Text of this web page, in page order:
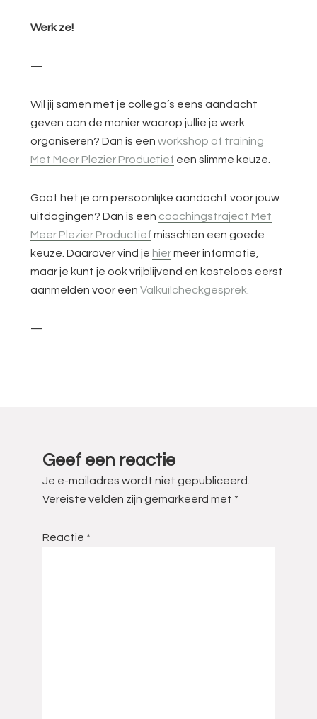
Werk ze!
—
Wil jij samen met je collega’s eens aandacht
geven aan de manier waarop jullie je werk
organiseren? Dan is eenworkshop of training
Met Meer Plezier Productief een slimme keuze.
Gaat het je om persoonlijke aandacht voor jouw
uitdagingen? Dan is een coachingstraject Met
Meer Plezier Productief misschien een goede
keuze. Daarover vind je hiermeer informatie,
maar je kunt je ook vrijblijvend en kosteloos eerst
aanmelden voor eenValkuilcheckgesprek
—
Geef een reactie
Je e-mailadres wordt niet gepubliceerd.
Vereiste velden zijn gemarkeerd met *
Reactie *